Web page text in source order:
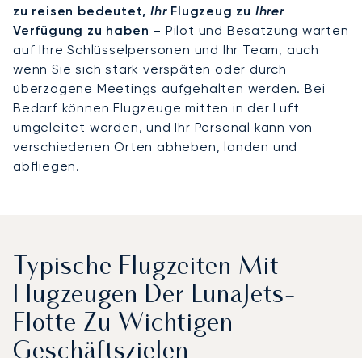
zu reisen bedeutet,Ihr Flugzeug zu Ihrer
Verfügung zu haben – Pilot und Besatzung warten
auf Ihre Schlüsselpersonen und Ihr Team, auch
wenn Sie sich stark verspäten oder durch
überzogene Meetings aufgehalten werden. Bei
Bedarf können Flugzeuge mitten in der Luft
umgeleitet werden, und Ihr Personal kann von
verschiedenen Orten abheben, landen und
abfliegen.
Typische Flugzeiten Mit
Flugzeugen Der LunaJets-
Flotte Zu Wichtigen
Geschäftszielen